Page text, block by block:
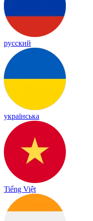
русский
українська
Tiếng Việt